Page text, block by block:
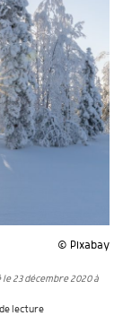
© Pixabay
le 23 décembre 2020 à
lecture